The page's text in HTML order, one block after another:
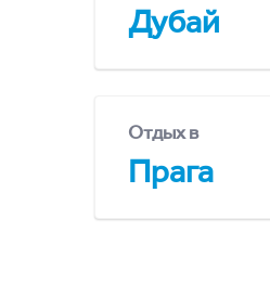
Дубай
Отдых в
Прага